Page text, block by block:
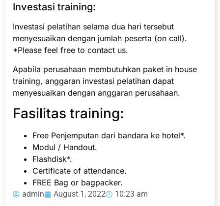
Investasi training:
Investasi pelatihan selama dua hari tersebut
menyesuaikan dengan jumlah peserta (on call).
*Please feel free to contact us.
Apabila perusahaan membutuhkan paket in house
training, anggaran investasi pelatihan dapat
menyesuaikan dengan anggaran perusahaan.
Fasilitas training:
Free Penjemputan dari bandara ke hotel*.
Modul / Handout.
Flashdisk*.
Certificate of attendance.
FREE Bag or bagpacker.
admin August 1, 2022 10:23 am